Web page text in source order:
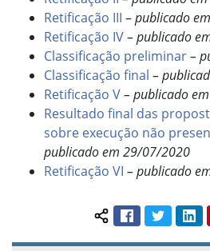
Retificação III –publicado
Retificação IV– publicado
Classificação preliminar–
Classificação final –
Retificação V– publicado
Resultado final das
sobre execução não
publicado em 29/07/2020
Retificação VI – publicado
Compartilhar
FacebookTwitter